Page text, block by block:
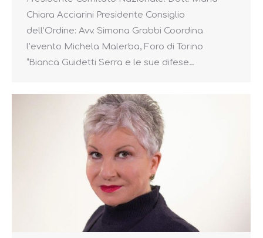
Chiara Acciarini Presidente Consiglio
dell’Ordine: Avv. Simona Grabbi Coordina
l’evento Michela Malerba, Foro di Torino
“Bianca Guidetti Serra e le sue difese…